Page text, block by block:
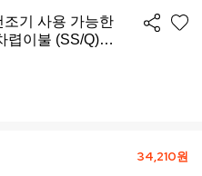
조기 사용 가능한
렵이불 (SS/Q)
34,210원